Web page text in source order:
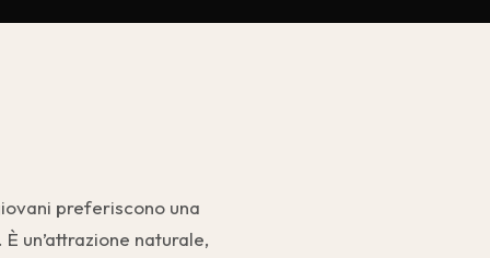
preferiscono una
un’attrazione naturale,